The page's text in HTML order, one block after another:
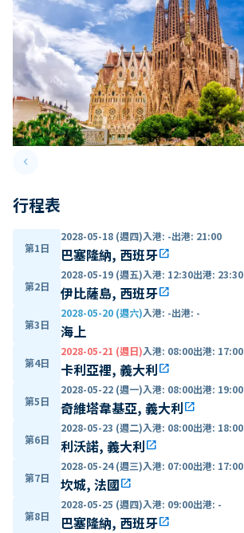
keyboard_arrow_leftPrevious slide
行程表
第1日
2028-05-18 (週四)入港: -出港: 21:00
巴塞隆納, 西班牙open_in_new
第2日
2028-05-19 (週五)入港: 12:30出港: 23:30
伊比薩島, 西班牙open_in_new
第3日
2028-05-20 (週六)入港: -出港: -
海上
第4日
2028-05-21 (週日)入港: 08:00出港: 17:00
卡利亞裡, 義大利open_in_new
第5日
2028-05-22 (週一)入港: 08:00出港: 19:00
奇維塔韋基亞, 義大利open_in_new
第6日
2028-05-23 (週二)入港: 08:00出港: 18:00
利沃諾, 義大利open_in_new
第7日
2028-05-24 (週三)入港: 07:00出港: 17:00
坎城, 法國open_in_new
第8日
2028-05-25 (週四)入港: 09:00出港: -
巴塞隆納, 西班牙open_in_new